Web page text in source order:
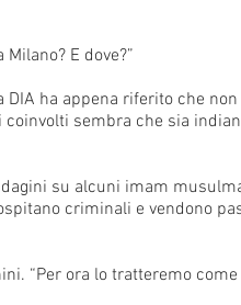
E dove?”
ha appena riferito che
sembra che sia
su alcuni imam
criminali e vendono
“Per ora lo tratteremo